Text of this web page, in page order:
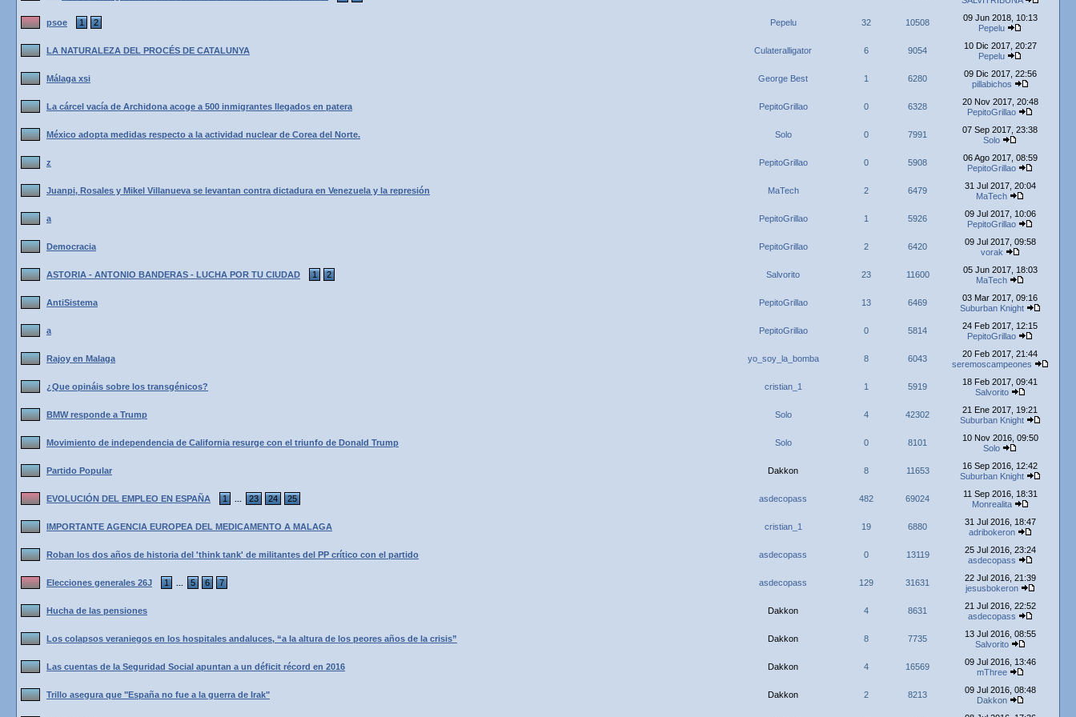
psoe 1 2 Pepelu 32 10508
09 Jun 2018, 10:13
Pepelu
LA NATURALEZA DEL PROCÉS DE CATALUNYA Culateralligator 6 9054
10 Dic 2017, 20:27
Pepelu
Málaga xsi George Best 1 6280
09 Dic 2017, 22:56
pillabichos
La cárcel vacía de Archidona acoge a 500 inmigrantes llegados en patera PepitoGrillao 0 6328
20 Nov 2017, 20:48
PepitoGrillao
México adopta medidas respecto a la actividad nuclear de Corea del Norte. Solo 0 7991
07 Sep 2017, 23:38
Solo
z PepitoGrillao 0 5908
06 Ago 2017, 08:59
PepitoGrillao
Juanpi, Rosales y Mikel Villanueva se levantan contra dictadura en Venezuela y la represión MaTech 2 6479
31 Jul 2017, 20:04
MaTech
a PepitoGrillao 1 5926
09 Jul 2017, 10:06
PepitoGrillao
Democracia PepitoGrillao 2 6420
09 Jul 2017, 09:58
vorak
ASTORIA - ANTONIO BANDERAS - LUCHA POR TU CIUDAD 1 2 Salvorito 23 11600
05 Jun 2017, 18:03
MaTech
AntiSistema PepitoGrillao 13 6469
03 Mar 2017, 09:16
Suburban Knight
a PepitoGrillao 0 5814
24 Feb 2017, 12:15
PepitoGrillao
Rajoy en Malaga yo_soy_la_bomba 8 6043
20 Feb 2017, 21:44
seremoscampeones
¿Que opináis sobre los transgénicos? cristian_1 1 5919
18 Feb 2017, 09:41
Salvorito
BMW responde a Trump Solo 4 42302
21 Ene 2017, 19:21
Suburban Knight
Movimiento de independencia de California resurge con el triunfo de Donald Trump Solo 0 8101
10 Nov 2016, 09:50
Solo
Partido Popular Dakkon 8 11653
16 Sep 2016, 12:42
Suburban Knight
EVOLUCIÓN DEL EMPLEO EN ESPAÑA 1 23 24 25 asdecopass 482 69024
11 Sep 2016, 18:31
Monrealita
IMPORTANTE AGENCIA EUROPEA DEL MEDICAMENTO A MALAGA cristian_1 19 6880
31 Jul 2016, 18:47
adribokeron
Roban los dos años de historia del 'think tank' de militantes del PP crítico con el partido asdecopass 0 13119
25 Jul 2016, 23:24
asdecopass
Elecciones generales 26J 1 5 6 7 asdecopass 129 31631
22 Jul 2016, 21:39
jesusbokeron
Hucha de las pensiones Dakkon 4 8631
21 Jul 2016, 22:52
asdecopass
Los colapsos veraniegos en los hospitales andaluces, “a la altura de los peores años de la crisis” Dakkon 8 7735
13 Jul 2016, 08:55
Salvorito
Las cuentas de la Seguridad Social apuntan a un déficit récord en 2016 Dakkon 4 16569
09 Jul 2016, 13:46
mThree
Trillo asegura que "España no fue a la guerra de Irak" Dakkon 2 8213
09 Jul 2016, 08:48
Dakkon